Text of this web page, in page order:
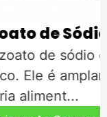
utilizado na